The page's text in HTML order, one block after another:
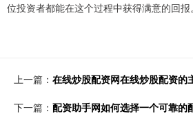
位投资者都能在这个过程中获得满意的回报。
上一篇： 在线炒股配资网在线炒股配资的
下一篇： 配资助手网如何选择一个可靠的